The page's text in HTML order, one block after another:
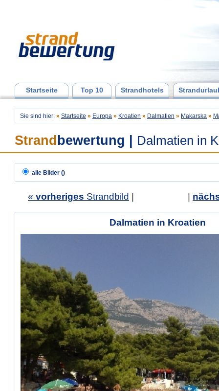
Startseite Top 10 Strandhotels
Sie sind hier: » Startseite » Europa » Kroatien » Dalmatien » Makarska »
Strand bewertung Dalmatien in
alle Bilder ()
« vorheriges Strandbild
Dalmatien in Kroatien